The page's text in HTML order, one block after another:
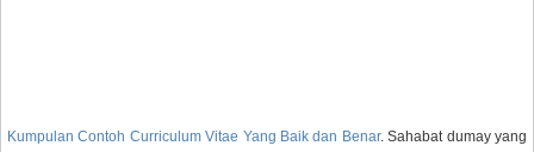
Kumpulan Contoh Curriculum Vitae Yang Baik dan Benar. Sahabat dumay yang